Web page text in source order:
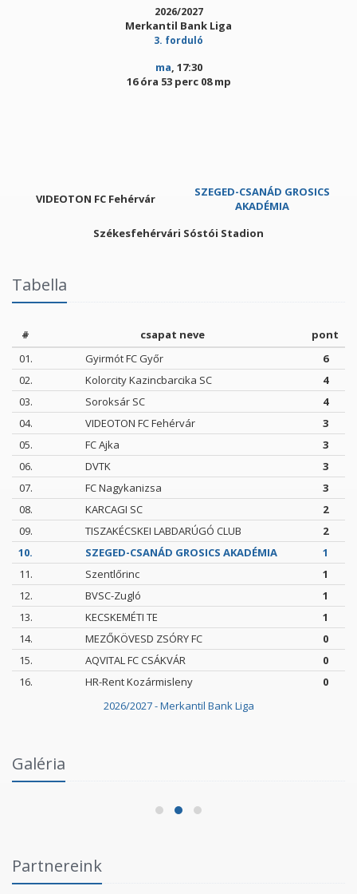
2026/2027
Merkantil Bank Liga
3. forduló
ma, 17:30
16 óra 53 perc 08 mp
VIDEOTON FC Fehérvár
SZEGED-CSANÁD GROSICS
AKADÉMIA
Székesfehérvári Sóstói Stadion
Tabella
2026/2027 - Merkantil Bank Liga
# csapat neve
pont
01.
Gyirmót FC Győr
6
02.
Kolorcity Kazincbarcika SC
4
03.
Soroksár SC
4
04.
VIDEOTON FC Fehérvár
3
05.
FC Ajka
3
06.
DVTK
3
07.
FC Nagykanizsa
3
08.
KARCAGI SC
2
09.
TISZAKÉCSKEI LABDARÚGÓ CLUB
2
10.
SZEGED-CSANÁD GROSICS AKADÉMIA
1
11.
Szentlőrinc
1
12.
BVSC-Zugló
1
13.
KECSKEMÉTI TE
1
14.
MEZŐKÖVESD ZSÓRY FC
0
15.
AQVITAL FC CSÁKVÁR
0
16.
HR-Rent Kozármisleny 0
Galéria
Fórumban
2026.06.03.
Partnereink